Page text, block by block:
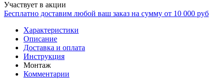
Участвует в акции
Бесплатно доставим любой ваш заказ на сумму от 10 000 руб
Характеристики
Описание
Доставка и оплата
Инструкция
Монтаж
Комментарии